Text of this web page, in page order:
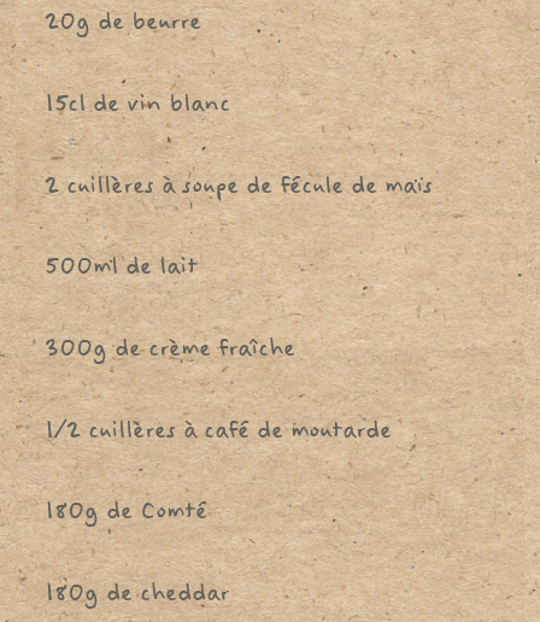
20g de beurre
15cl de vin blanc
2 cuillères à soupe de fécule de maïs
500ml de lait
300g de crème fraîche
1/2 cuillères à café de moutarde
180g de Comté
180g de cheddar